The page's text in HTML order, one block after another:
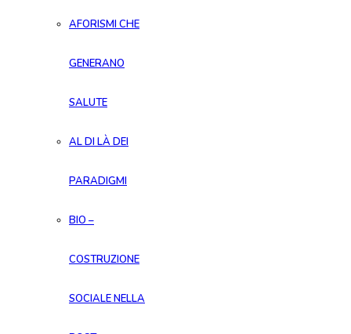
AFORISMI CHE
GENERANO
SALUTE
AL DI LÀ DEI
PARADIGMI
BIO –
COSTRUZIONE
SOCIALE NELLA